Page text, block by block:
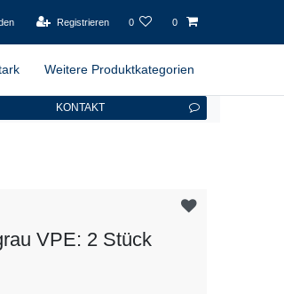
Registrieren 0 0
Weitere Produktkategorien
KONTAKT
VPE: 2 Stück